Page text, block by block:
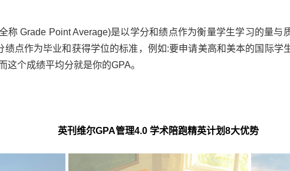
称 Grade Point Average)是以学分和绩点作为衡量学生学习的量与
点作为毕业和获得学位的标准，例如:要申请美高和美本的国际学
个成绩平均分就是你的GPA。
英刊维尔GPA管理4.0 学术陪跑精英计划8大优势